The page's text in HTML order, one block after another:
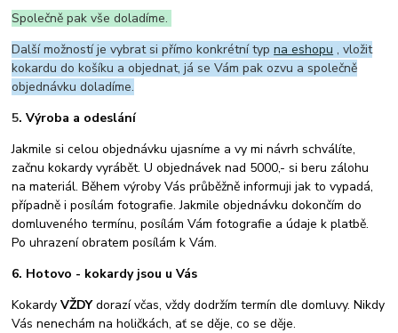
Společně pak vše doladíme.
Další možností je vybrat si přímo konkrétní typna eshopu , vložit
kokardu do košíku a objednat, já se Vám pak ozvu a společně
objednávku doladíme.
5. Výroba a odeslání
Jakmile si celou objednávku ujasníme a vy mi návrh schválíte,
začnu kokardy vyrábět. U objednávek nad 5000,- si beru zálohu
na materiál. Během výroby Vás průběžně informuji jak to vypadá,
případně i posílám fotografie. Jakmile objednávku dokončím do
domluveného termínu, posílám Vám fotografie a údaje k platbě.
Po uhrazení obratem posílám k Vám.
6. Hotovo - kokardy jsou u Vás
KokardyVŽDYdorazí včas, vždy dodržím termín dle domluvy. Nikdy
Vás nenechám na holičkách, ať se děje, co se děje.